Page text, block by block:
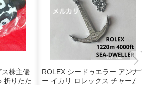
ス株主優
折りたた
ROLEX シードゥエラー アンカ
ー イカリ ロレックス チャーム